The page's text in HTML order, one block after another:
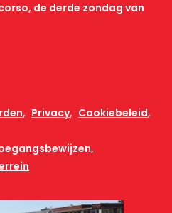
de derde zondag van
Privacy
Cookiebeleid